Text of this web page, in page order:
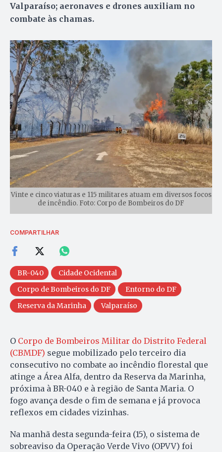
Valparaíso; aeronaves e drones auxiliam no
combate às chamas.
Vinte e cinco viaturas e 115 militares atuam em diversos focos
de incêndio. Foto: Corpo de Bombeiros do DF
COMPARTILHAR
BR-040
Cidade Ocidental
Corpo de Bombeiros do DF
Entorno do DF
Reserva da Marinha
Valparaíso
O Corpo de Bombeiros Militar do Distrito Federal
(CBMDF) segue mobilizado pelo terceiro dia
consecutivo no combate ao incêndio florestal que
atinge a Área Alfa, dentro da Reserva da Marinha,
próxima à BR-040 e à região de Santa Maria. O
fogo avança desde o fim de semana e já provoca
reflexos em cidades vizinhas.
Na manhã desta segunda-feira (15), o sistema de
sobreaviso da Operação Verde Vivo (OPVV) foi